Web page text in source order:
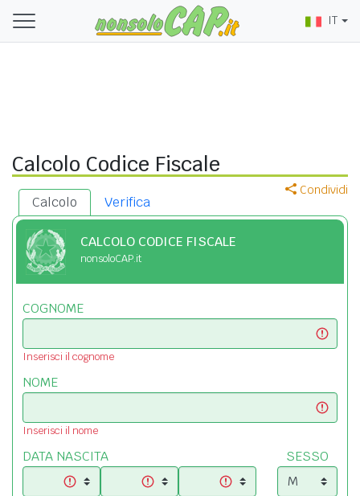
IT
Calcolo Codice Fiscale
Condividi
Calcolo Verifica
CALCOLO CODICE FISCALE
nonsoloCAP.it
COGNOME
Inserisci il cognome
NOME
Inserisci il nome
DATA NASCITA SESSO